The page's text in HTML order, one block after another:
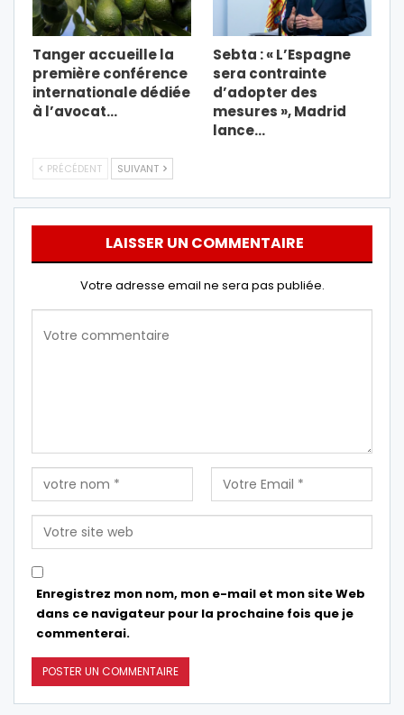
Tanger accueille la
première conférence
internationale dédiée
à l’avocat…
Sebta : « L’Espagne
sera contrainte
d’adopter des
mesures », Madrid
lance…
PRÉCÉDENT SUIVANT
LAISSER UN COMMENTAIRE
Votre adresse email ne sera pas publiée.
Enregistrez mon nom, mon e-mail et mon site Web
dans ce navigateur pour la prochaine fois que je
commenterai.